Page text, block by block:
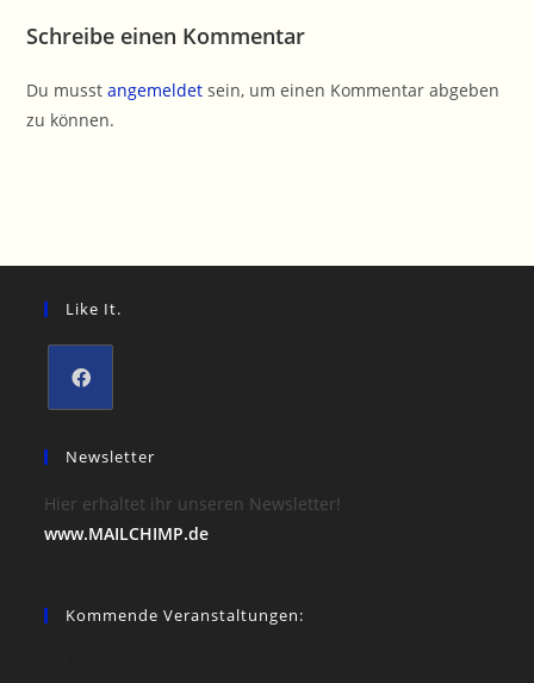
Schreibe einen Kommentar
Du musstangemeldet sein, um einen Kommentar abgeben
zu können.
Like It.
in
new
tab
Newsletter
Hier erhaltet ihr unseren Newsletter!
www.MAILCHIMP.de
Kommende Veranstaltungen: